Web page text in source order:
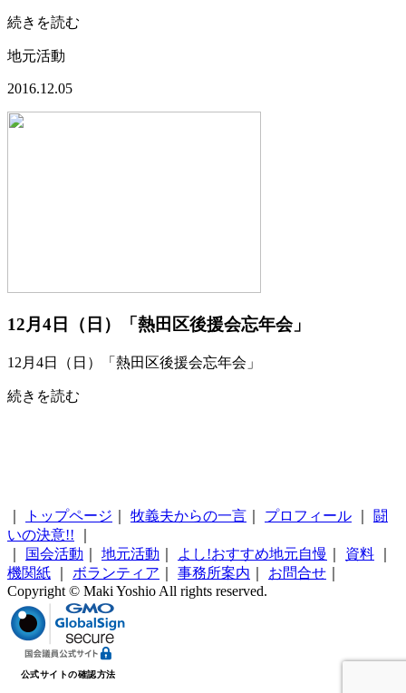
続きを読む
地元活動
2016.12.05
12月4日（日）「熱田区後援会忘年会」
12月4日（日）「熱田区後援会忘年会」
続きを読む
トップページ 牧義夫からの一言 プロフィール
闘
いの決意!!
国会活動 地元活動 よし!おすすめ地元自慢 資料
機関紙
ボランティア 事務所案内 お問合せ
Copyright © Maki Yoshio All rights reserved.
公式サイトの確認方法